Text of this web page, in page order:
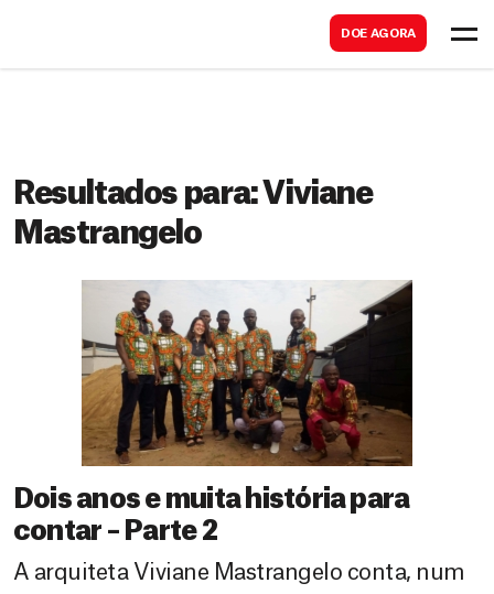
DOE AGORA
Resultados para:Viviane
Mastrangelo
Dois anos e muita história para
contar – Parte 2
A arquiteta Viviane Mastrangelo conta, num
r